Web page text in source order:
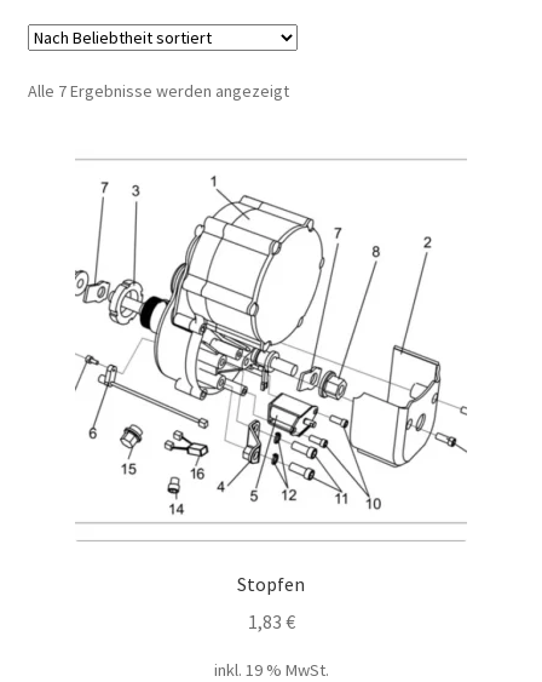
Alle 7 Ergebnisse werden angezeigtNach
Stopfen
1,83 €
inkl. 19 % MwSt.